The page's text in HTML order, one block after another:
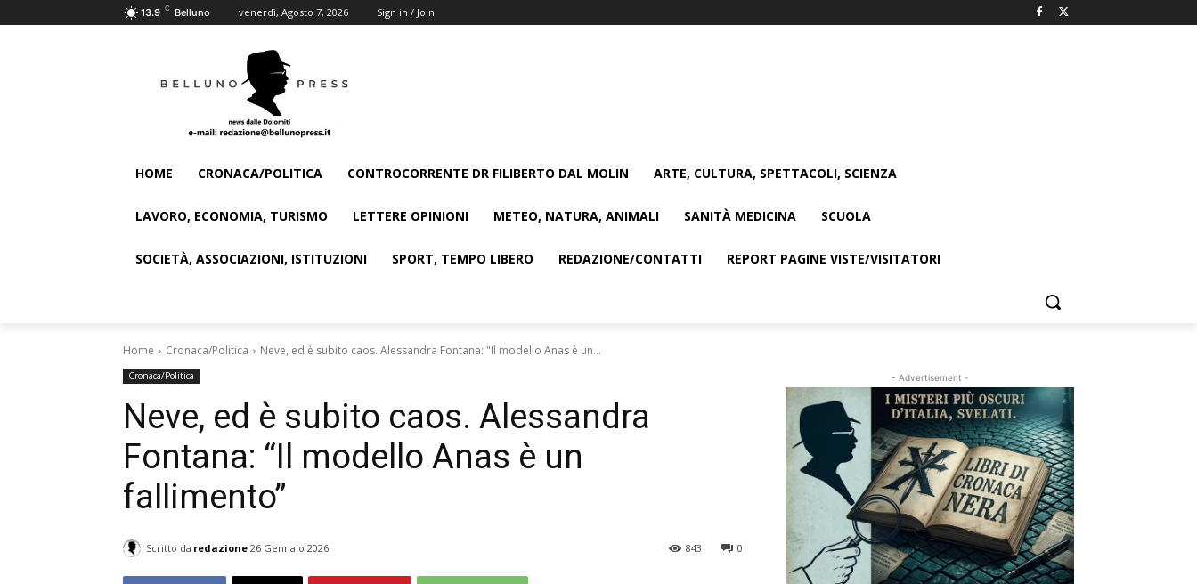
13.9 C Belluno venerdì, Agosto 7, 2026 Sign in / Join
HOME CRONACA/POLITICA CONTROCORRENTE DR FILIBERTO DAL MOLIN ARTE, CULTURA, SPETTACOLI, SCIENZA
LAVORO, ECONOMIA, TURISMO LETTERE OPINIONI METEO, NATURA, ANIMALI SANITÀ MEDICINA SCUOLA
SOCIETÀ, ASSOCIAZIONI, ISTITUZIONI SPORT, TEMPO LIBERO REDAZIONE/CONTATTI REPORT PAGINE VISTE/VISITATORI
Home Cronaca/Politica Neve, ed è subito caos. Alessandra Fontana: "Il modello Anas è un...
Cronaca/Politica
Neve, ed è subito caos. Alessandra
Fontana: “Il modello Anas è un
fallimento”
Scritto da redazione 26 Gennaio 2026 0
843
- Advertisement -